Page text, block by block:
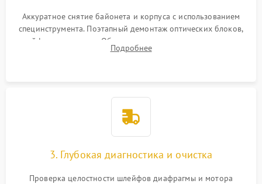
Аккуратное снятие байонета и корпуса с использованием
специнструмента. Поэтапный демонтаж оптических блоков,
шлейфов и приводов. Обязательная маркировка положения
линзовых групп для сохранения заводской центровки при
Подробнее
3. Глубокая диагностика и очистка
Проверка целостности шлейфов диафрагмы и мотора